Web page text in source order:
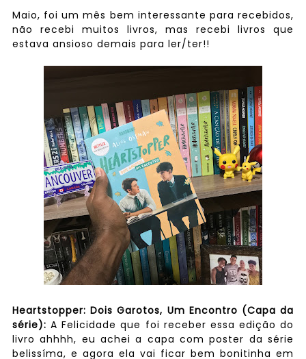
Maio, foi um mês bem interessante para recebidos,
não recebi muitos livros, mas recebi livros que
estava ansioso demais para ler/ter!!
Heartstopper: Dois Garotos, Um Encontro (Capa da
série): A Felicidade que foi receber essa edição do
livro ahhhh, eu achei a capa com poster da série
belissíma, e agora ela vai ficar bem bonitinha em